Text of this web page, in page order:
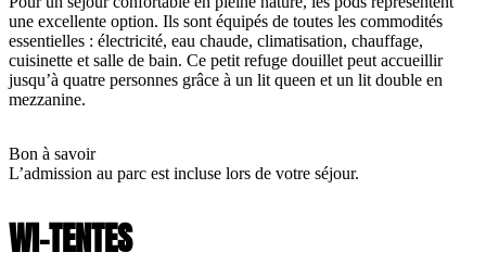
une excellente option. Ils sont équipés de toutes les commodités
essentielles : électricité, eau chaude, climatisation, chauffage,
cuisinette et salle de bain. Ce petit refuge douillet peut accueillir
jusqu’à quatre personnes grâce à un lit queen et un lit double en
mezzanine.
Bon à savoir
L’admission au parc est incluse lors de votre séjour.
WI-TENTES